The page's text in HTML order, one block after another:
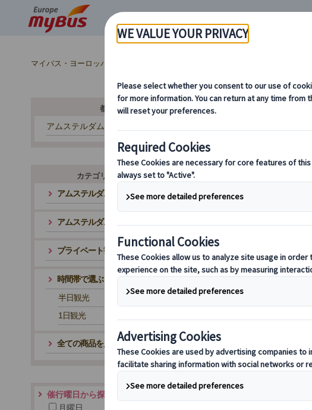
マイバス・ヨーロッパ
都市から探す
アムステルダム
カテゴリ・テーマから探す
アムステルダム市内観光
アムステルダム郊外観光
プライベート観光
時間帯で選ぶ
半日観光
1日観光
全ての商品を見る
催行曜日から探す
月曜日